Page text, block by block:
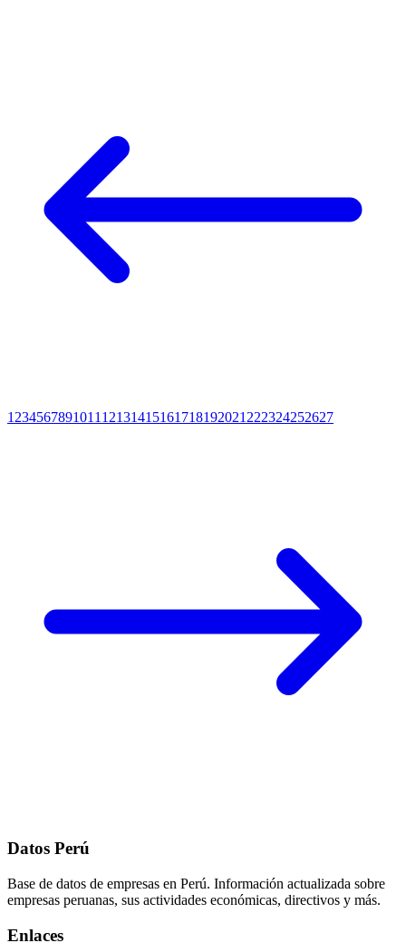
1 234567891011 12131415161718192021 222324252627
Datos Perú
Base de datos de empresas en Perú. Información actualizada sobre
empresas peruanas, sus actividades económicas, directivos y más.
Enlaces